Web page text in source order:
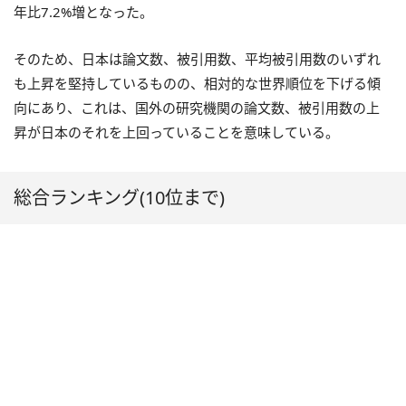
年比7.2%増となった。
そのため、日本は論文数、被引用数、平均被引用数のいずれ
も上昇を堅持しているものの、相対的な世界順位を下げる傾
向にあり、これは、国外の研究機関の論文数、被引用数の上
昇が日本のそれを上回っていることを意味している。
総合ランキング(10位まで)